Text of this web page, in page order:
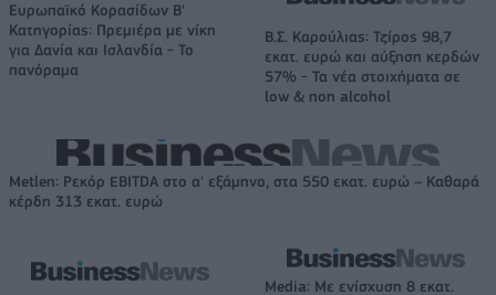
Ευρωπαϊκό Κορασίδων Β'
Κατηγορίας: Πρεμιέρα με νίκη
για Δανία και Ισλανδία - Το
πανόραμα
Β.Σ. Καρούλιας: Τζίρος 98,7
εκατ. ευρώ και αύξηση κερδών
57% - Τα νέα στοιχήματα σε
low & non alcohol
Metlen: Ρεκόρ EBITDA στο α' εξάμηνο, στα 550 εκατ. ευρώ – Καθαρά
κέρδη 313 εκατ. ευρώ
Media: Με ενίσχυση 8 εκατ.